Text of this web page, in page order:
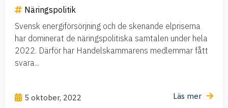
Näringspolitik
Svensk energiförsörjning och de skenande elpriserna
har dominerat de näringspolitiska samtalen under hela
2022. Därför har Handelskammarens medlemmar fått
svara...
5 oktober, 2022 Läs mer